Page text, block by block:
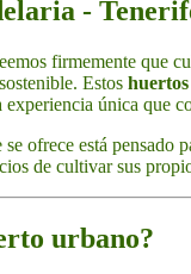
-
firmemente que
Estos
única que
ofrece está pensado
de cultivar sus
urbano?